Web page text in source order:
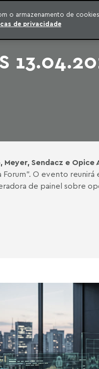
Meyer, Sendacz e Opice
O evento
de painel sobre
o armazenamento de
de privacidade